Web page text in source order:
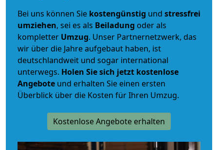
Bei uns können Sie kostengünstig und stressfrei
umziehen, sei es als Beiladung oder als
kompletter Umzug. Unser Partnernetzwerk, das
wir über die Jahre aufgebaut haben, ist
deutschlandweit und sogar international
unterwegs. Holen Sie sich jetzt kostenlose
Angebote und erhalten Sie einen ersten
Überblick über die Kosten für Ihren Umzug.
Kostenlose Angebote erhalten